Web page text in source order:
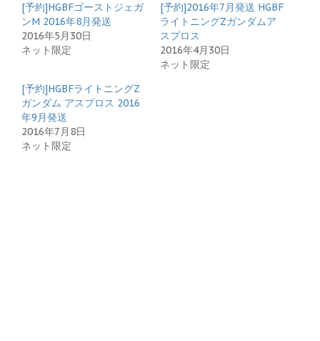
[予約]HGBFゴーストジェガ
ンM 2016年8月発送
2016年5月30日
ネット限定
[予約]2016年7月発送 HGBF
ライトニングZガンダムア
スプロス
2016年4月30日
ネット限定
[予約]HGBFライトニングZ
ガンダム アスプロス 2016
年9月発送
2016年7月8日
ネット限定